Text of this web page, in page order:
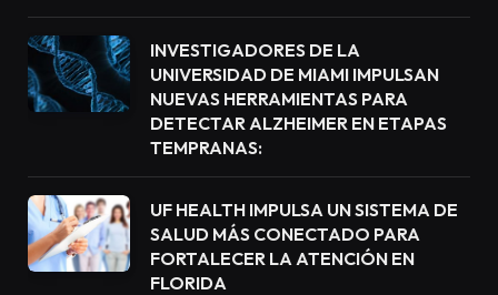
INVESTIGADORES DE LA
UNIVERSIDAD DE MIAMI IMPULSAN
NUEVAS HERRAMIENTAS PARA
DETECTAR ALZHEIMER EN ETAPAS
TEMPRANAS:
UF HEALTH IMPULSA UN SISTEMA DE
SALUD MÁS CONECTADO PARA
FORTALECER LA ATENCIÓN EN
FLORIDA